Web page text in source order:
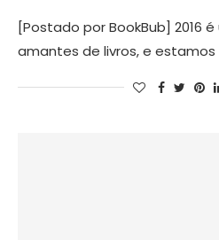
[Postado por BookBub] 2016
amantes de livros, e